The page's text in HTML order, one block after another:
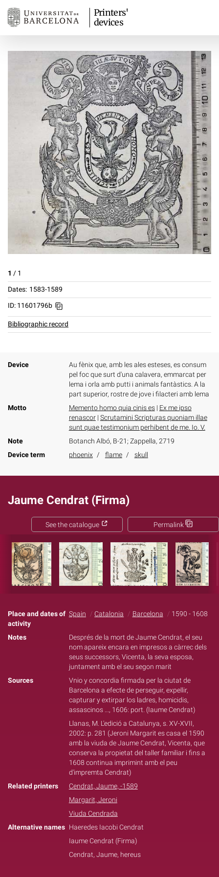
Printers'
devices
1 / 1
Dates 1583-1589
ID: 11601796b
Bibliographic record
Device
Au fènix que, amb les ales esteses, es consum
pel foc que surt d'una calavera, emmarcat per
lema i orla amb putti i animals fantàstics. A la
part superior, rostre de jove i filacteri amb lema
Motto
Memento homo quia cinis es| Ex me ipso
renascor| Scrutamini Scripturas quoniam illae
sunt quae testimonium perhibent de me. Io. V.
Note
Botanch Albó, B-21; Zappella, 2719
Device term
phoenix flame skull
Jaume Cendrat (Firma)
Permalink
See the catalogue
Place and dates of
activity
Spain Catalonia Barcelona 1590 - 1608
Notes
Després de la mort de Jaume Cendrat, el seu
nom apareix encara en impresos a càrrec dels
seus successors, Vicenta, la seva esposa,
juntament amb el seu segon marit
Sources
Vnio y concordia firmada per la ciutat de
Barcelona a efecte de perseguir, expellir,
capturar y extirpar los ladres, homicidis,
assascinos ..., 1606: port. (Iaume Cendrat)
Llanas, M. L'edició a Catalunya, s. XV-XVII,
2002: p. 281 (Jeroni Margarit es casa el 1590
amb la viuda de Jaume Cendrat, Vicenta, que
conserva la propietat del taller familiar i fins a
1608 continua imprimint amb el peu
d'impremta Cendrat)
Related printers
Cendrat, Jaume, -1589
Margarit, Jeroni
Viuda Cendrada
Alternative names Haeredes Iacobi Cendrat
Iaume Cendrat (Firma)
Cendrat, Jaume, hereus